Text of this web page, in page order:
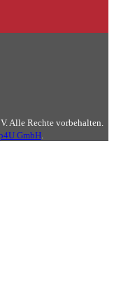
Alle Rechte vorbehalten.
GmbH